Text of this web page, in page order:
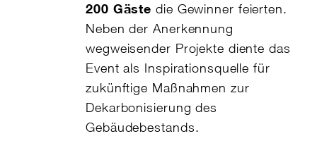
200 Gäste die Gewinner feierten.
Neben der Anerkennung
wegweisender Projekte diente das
Event als Inspirationsquelle für
zukünftige Maßnahmen zur
Dekarbonisierung des
Gebäudebestands.